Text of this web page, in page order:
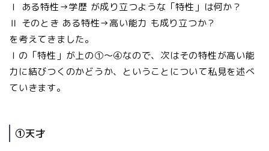
Ⅰ ある特性→学歴 が成り立つような「特性」は何か？
Ⅱ そのとき ある特性→高い能力 も成り立つか？
を考えてきました。
Ⅰの「特性」が上の①～④なので、次はその特性が高い能
力に結びつくのかどうか、ということについて私見を述べ
ていきます。
①天才